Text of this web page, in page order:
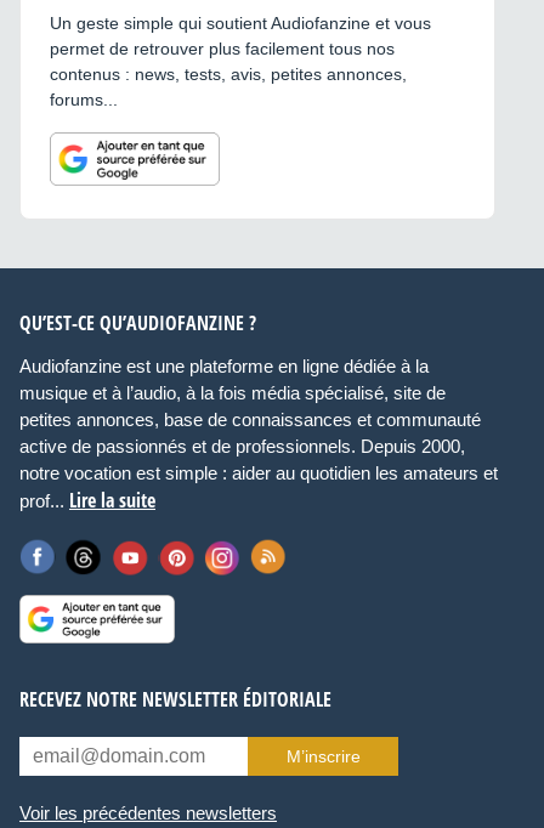
Un geste simple qui soutient Audiofanzine et vous
permet de retrouver plus facilement tous nos
contenus : news, tests, avis, petites annonces,
forums...
QU’EST-CE QU’AUDIOFANZINE ?
Audiofanzine est une plateforme en ligne dédiée à la
musique et à l’audio, à la fois média spécialisé, site de
petites annonces, base de connaissances et communauté
active de passionnés et de professionnels. Depuis 2000,
notre vocation est simple : aider au quotidien les amateurs et
prof... Lire la suite
RECEVEZ NOTRE NEWSLETTER ÉDITORIALE
M’inscrire
Voir les précédentes newsletters